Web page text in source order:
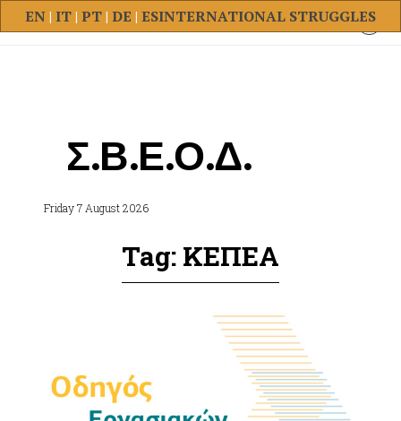
INTERNATIONAL STRUGGLES
EN| IT| PT| DE | ES
Σ.Β.Ε.Ο.Δ.
Friday 7 August 2026
Tag: ΚΕΠΕΑ